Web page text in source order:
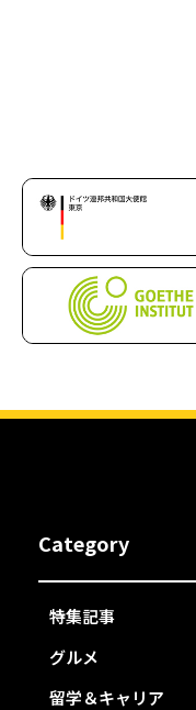
Category
特集記事
グルメ
留学＆キャリア